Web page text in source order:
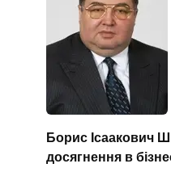
Борис Ісаакович
досягнення в